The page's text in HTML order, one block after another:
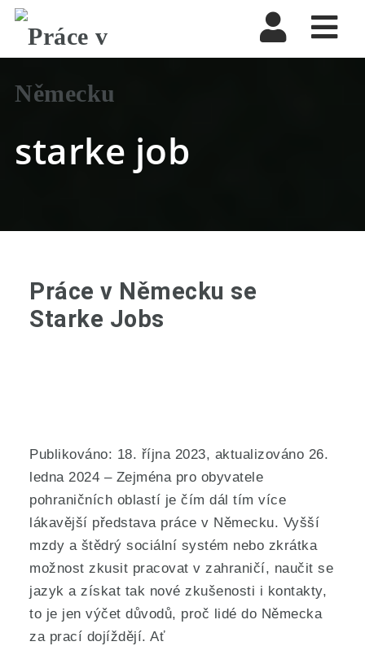
starke job
Práce v Německu se
Starke Jobs
Publikováno: 18. října 2023, aktualizováno 26.
ledna 2024 – Zejména pro obyvatele
pohraničních oblastí je čím dál tím více
lákavější představa práce v Německu. Vyšší
mzdy a štědrý sociální systém nebo zkrátka
možnost zkusit pracovat v zahraničí, naučit se
jazyk a získat tak nové zkušenosti i kontakty,
to je jen výčet důvodů, proč lidé do Německa
za prací dojíždějí. Ať